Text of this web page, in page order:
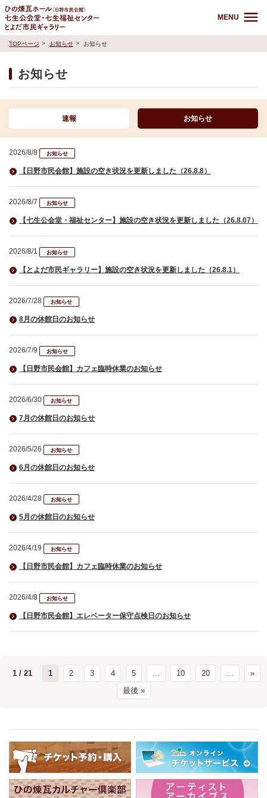
MENU
TOPページ お知らせ お知らせ
お知らせ
速報 お知らせ
2026/8/8 お知らせ
【日野市民会館】施設の空き状況を更新しました（26.8.8）
2026/8/7 お知らせ
【七生公会堂・福祉センター】施設の空き状況を更新しました（26.8.07）
2026/8/1 お知らせ
【とよだ市民ギャラリー】施設の空き状況を更新しました（26.8.1）
2026/7/28 お知らせ
8月の休館日のお知らせ
2026/7/9 お知らせ
【日野市民会館】カフェ臨時休業のお知らせ
2026/6/30 お知らせ
7月の休館日のお知らせ
2026/5/26 お知らせ
6月の休館日のお知らせ
2026/4/28 お知らせ
5月の休館日のお知らせ
2026/4/19 お知らせ
【日野市民会館】カフェ臨時休業のお知らせ
2026/4/8 お知らせ
【日野市民会館】エレベーター保守点検日のお知らせ
1 / 21 1 2 3 4 5 ... 10 20 ...
»
最後 »